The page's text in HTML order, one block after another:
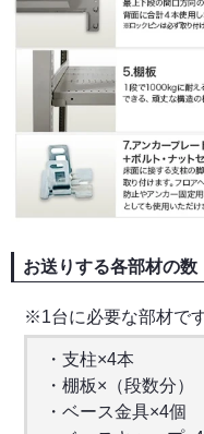
お送りする各部材の数
※1台に必要な部材で
・支柱×4本
・棚板×（段数分）
・ベース金具×4個